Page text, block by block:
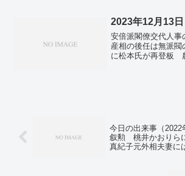
専門家は警戒呼びか
止まらず 1日6．5
卒業の大学生、就職
復…文科省「業績回
た」。86歳男性に
2023年12月13
安倍派閣僚交代人
産相の後任は無派
に松本氏が再登板
ンネル内で軍事作
も。化石燃料から
２８、排出ゼロへ文
４．９％に上方修
今日の出来事（
叙勲 桃井かおりら
真紀子元外相夫妻に